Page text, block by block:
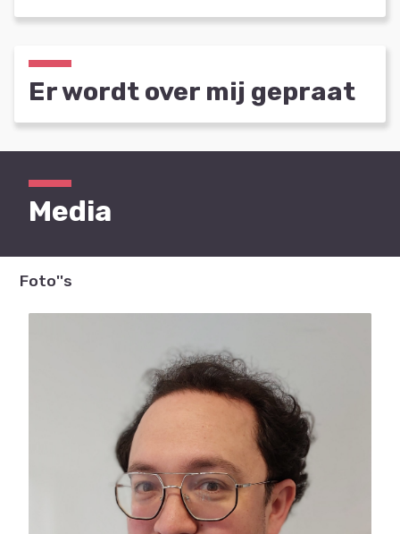
Er wordt over mij gepraat
Media
Foto''s